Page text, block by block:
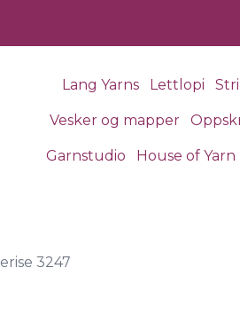
Lang Yarns Lettlopi
Vesker og mapper
Garnstudio House of Yarn
3247